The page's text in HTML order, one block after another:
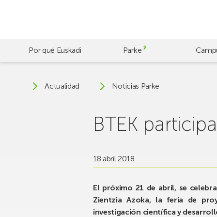
Por qué Euskadi
Parke
Actualidad Noticias Parke
BTEK
18 abril 2018
El próximo 21 de abril, se
Zientzia Azoka, la feria de
investigación científica y